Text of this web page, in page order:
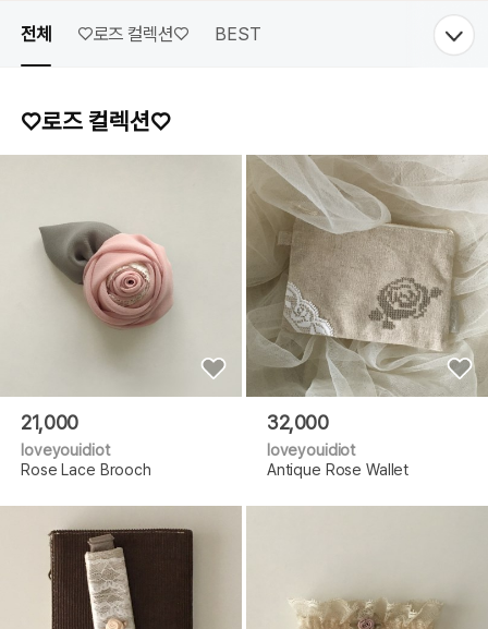
전체 ♡로즈 컬렉션♡ BEST
♡로즈 컬렉션♡
21,000
loveyouidiot
Rose Lace Brooch
32,000
loveyouidiot
Antique Rose Wallet